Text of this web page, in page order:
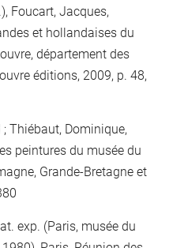
Foucart, Jacques,
et hollandaises du
département des
éditions, 2009, p. 48,
Thiébaut, Dominique,
peintures du musée du
Grande-Bretagne et
exp. (Paris, musée du